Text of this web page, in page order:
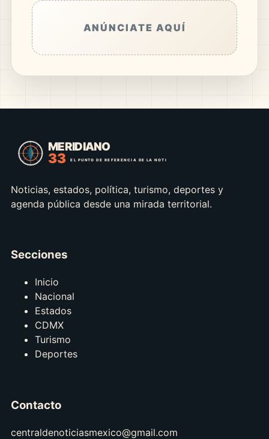
ANÚNCIATE AQUÍ
Noticias, estados, política, turismo, deportes y
agenda pública desde una mirada territorial.
Secciones
Inicio
Nacional
Estados
CDMX
Turismo
Deportes
Contacto
centraldenoticiasmexico@gmail.com